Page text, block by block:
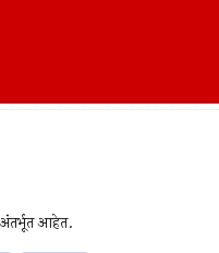
अंतर्भूत आहेत.